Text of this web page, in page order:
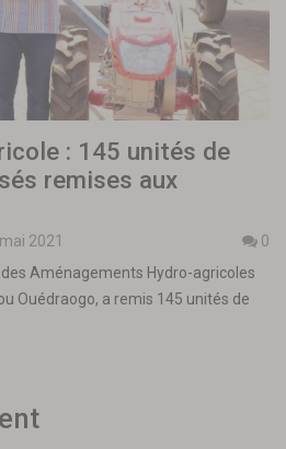
: 145 unités de
remises aux
2021
0
Aménagements Hydro-agricoles
Ouédraogo, a remis 145 unités de